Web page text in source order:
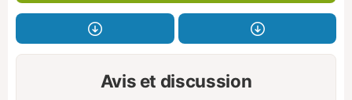
Avis et discussion